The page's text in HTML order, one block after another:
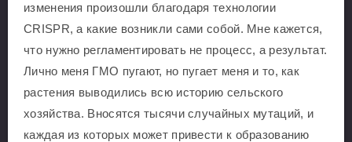
изменения произошли благодаря технологии
CRISPR, а какие возникли сами собой. Мне кажется,
что нужно регламентировать не процесс, а результат.
Лично меня ГМО пугают, но пугает меня и то, как
растения выводились всю историю сельского
хозяйства. Вносятся тысячи случайных мутаций, и
каждая из которых может привести к образованию